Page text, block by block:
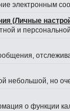
электронным
(Личные
и
небольшой, но
о функции